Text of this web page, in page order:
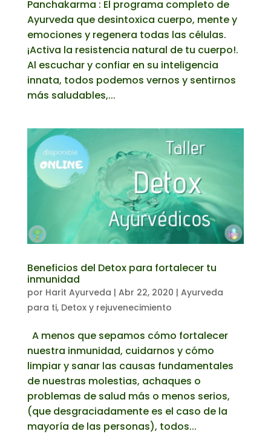
Panchakarma : El programa completo de
Ayurveda que desintoxica cuerpo, mente y
emociones y regenera todas las células.
¡Activa la resistencia natural de tu cuerpo!.
Al escuchar y confiar en su inteligencia
innata, todos podemos vernos y sentirnos
más saludables,...
Beneficios del Detox para fortalecer tu
inmunidad
por Harit Ayurveda | Abr 22, 2020 | Ayurveda
para ti, Detox y rejuvenecimiento
A menos que sepamos cómo fortalecer
nuestra inmunidad, cuidarnos y cómo
limpiar y sanar las causas fundamentales
de nuestras molestias, achaques o
problemas de salud más o menos serios,
(que desgraciadamente es el caso de la
mayoría de las personas), todos...